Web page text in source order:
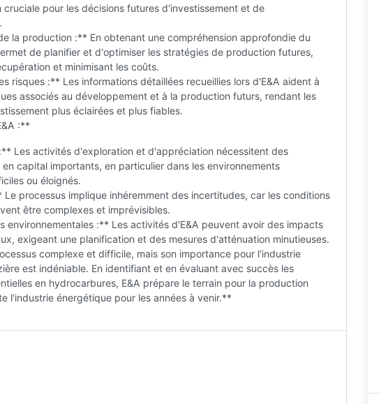
cruciale pour les décisions futures d'investissement et de
la production :** En obtenant une compréhension approfondie du
de planifier et d'optimiser les stratégies de production futures,
et minimisant les coûts.
risques :** Les informations détaillées recueillies lors d'E&A aident à
associés au développement et à la production futurs, rendant les
plus éclairées et plus fiables.
:**
Les activités d'exploration et d'appréciation nécessitent des
en capital importants, en particulier dans les environnements
ou éloignés.
processus implique inhéremment des incertitudes, car les conditions
être complexes et imprévisibles.
environnementales :** Les activités d'E&A peuvent avoir des impacts
exigeant une planification et des mesures d'atténuation minutieuses.
complexe et difficile, mais son importance pour l'industrie
est indéniable. En identifiant et en évaluant avec succès les
en hydrocarbures, E&A prépare le terrain pour la production
l'industrie énergétique pour les années à venir.**